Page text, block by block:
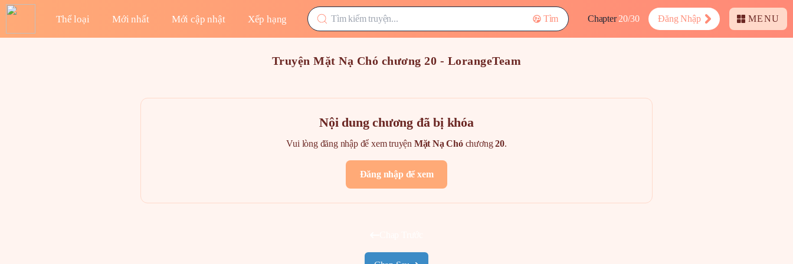
Thể loại Mới nhất Mới cập nhật Xếp hạng Tìm Chapter 20/30 Đăng Nhập MENU
Truyện Mặt Nạ Chó chương 20 - LorangeTeam
Nội dung chương đã bị khóa
Vui lòng đăng nhập để xem truyện Mặt Nạ Chóchương20.
Đăng nhập để xem